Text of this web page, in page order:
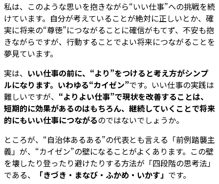
私は、このような思いを抱きながら“いい仕事”への挑戦を続
けています。自分が考えていることが絶対に正しいとか、確
実に将来の“尊徳”につながることに確信がもてず、不安も抱
きながらですが、行動することでよい将来につながることを
夢見ています。
実は、 いい仕事の前に、“より”をつけると考え方がシンプ
ルになります。いわゆる“カイゼン”です。いい仕事の実践は
難しいですが、 “よりよい仕事”で現状を改善することは、
短期的に効果があるのはもちろん、継続していくことで将来
的にもいい仕事につながるのではないでしょうか。
ところが、“自治体あるある”の代表とも言える「前例踏襲主
義」が、“カイゼン”の壁になることがよくあります。この壁
を壊したり登ったり避けたりする方法が「四段階の思考法」
である、
「きづき・まなび・ふかめ・いかす」 です。